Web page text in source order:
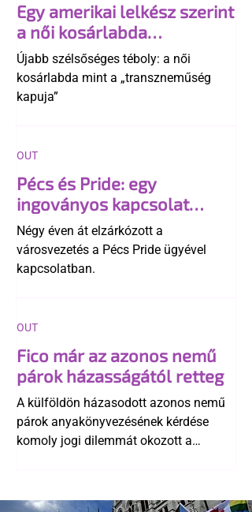
Egy amerikai lelkész szerint
a női kosárlabda
transzneműséghez vezet
Újabb szélsőséges téboly: a női
kosárlabda mint a „transzneműség
kapuja”
Pécs és Pride: egy
ingoványos kapcsolat
története
Négy éven át elzárkózott a
városvezetés a Pécs Pride ügyével
kapcsolatban.
OUT
Fico már az azonos nemű
párok házasságától retteg
A külföldön házasodott azonos nemű
párok anyakönyvezésének kérdése
komoly jogi dilemmát okozott a
egyértelműen tiltja a házasságuk
OUT